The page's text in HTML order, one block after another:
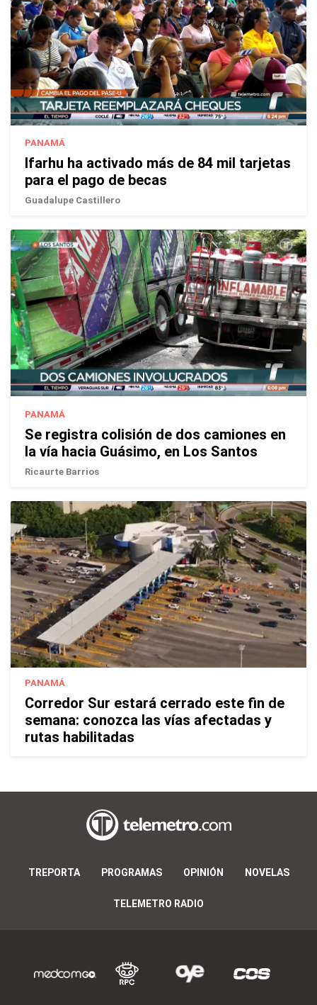
PANAMÁ
Ifarhu ha activado más de 84 mil tarjetas
para el pago de becas
Guadalupe Castillero
PANAMÁ
Se registra colisión de dos camiones en
la vía hacia Guásimo, en Los Santos
Ricaurte Barrios
PANAMÁ
Corredor Sur estará cerrado este fin de
semana: conozca las vías afectadas y
rutas habilitadas
TREPORTA PROGRAMAS OPINIÓN NOVELAS
TELEMETRO RADIO